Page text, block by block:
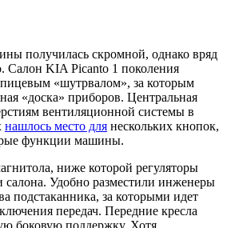
получилась скромной, однако вряд
Салон KIA Picanto 1 поколения
«шутрвалом», за которым
«доска» приборов. Центральная
вентиляционной системы в
нашлось место для нескольких кнопок,
функции машины.
ниже которой регуляторы
салона. Удобно разместили инженеры
подстаканника, за которыми идет
передач. Передние кресла